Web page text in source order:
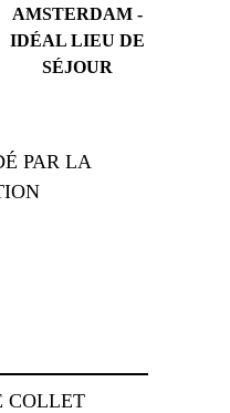
AMSTERDAM -
IDÉAL LIEU DE
SÉJOUR
PAR LA
COLLET